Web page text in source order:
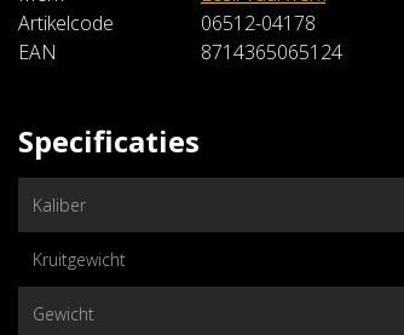
Artikelcode
06512-04178
EAN
8714365065124
Specificaties
Kaliber
Kruitgewicht
Gewicht